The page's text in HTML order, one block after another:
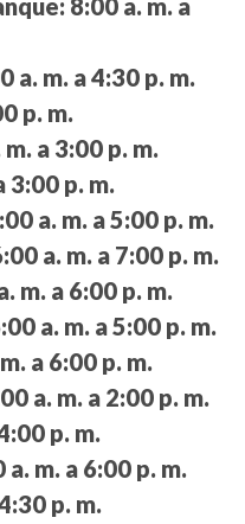
8:00 a. m. a
a. m. a 4:30 p. m.
p. m.
a 3:00 p. m.
3:00 p. m.
a. m. a 5:00 p. m.
a. m. a 7:00 p. m.
m. a 6:00 p. m.
a. m. a 5:00 p. m.
a 6:00 p. m.
a. m. a 2:00 p. m.
p. m.
a. m. a 6:00 p. m.
p. m.